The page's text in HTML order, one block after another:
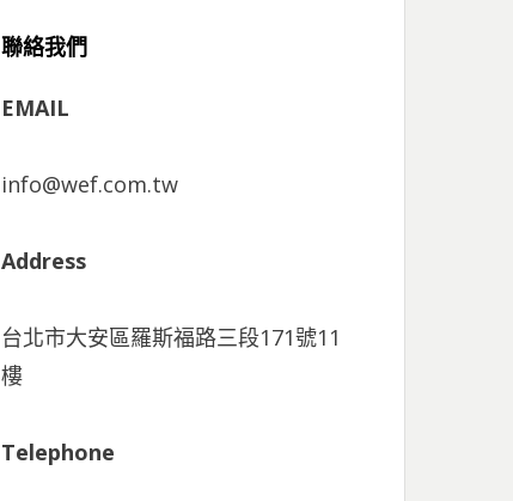
聯絡我們
EMAIL
info@wef.com.tw
Address
台北市大安區羅斯福路三段171號11
樓
Telephone